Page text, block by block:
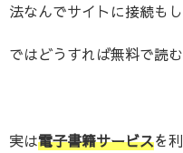
法なんでサイトに接続も
ではどうすれば無料で読
実は電子書籍サービスを